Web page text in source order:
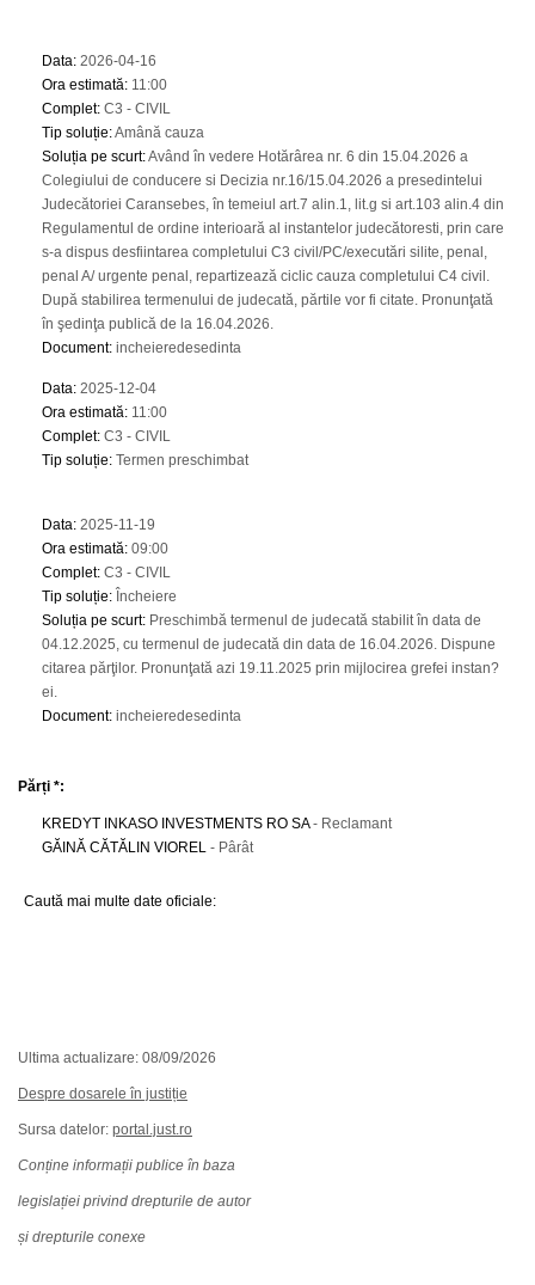
Data: 2026-04-16
Ora estimată: 11:00
Complet: C3 - CIVIL
Tip soluție:Amână cauza
Soluția pe scurt:Având în vedere Hotărârea nr. 6 din 15.04.2026 a
Colegiului de conducere si Decizia nr.16/15.04.2026 a presedintelui
Judecătoriei Caransebes, în temeiul art.7 alin.1, lit.g si art.103 alin.4 din
Regulamentul de ordine interioară al instantelor judecătoresti, prin care
s-a dispus desfiintarea completului C3 civil/PC/executări silite, penal,
penal A/ urgente penal, repartizează ciclic cauza completului C4 civil.
După stabilirea termenului de judecată, părtile vor fi citate. Pronunţată
în şedinţa publică de la 16.04.2026.
Document: incheieredesedinta
Data: 2025-12-04
Ora estimată: 11:00
Complet: C3 - CIVIL
Tip soluție: Termen preschimbat
Data: 2025-11-19
Ora estimată: 09:00
Complet: C3 - CIVIL
Tip soluție: Încheiere
Soluția pe scurt: Preschimbă termenul de judecată stabilit în data de
04.12.2025, cu termenul de judecată din data de 16.04.2026. Dispune
citarea părţilor. Pronunţată azi 19.11.2025 prin mijlocirea grefei instan?
ei.
Document: incheieredesedinta
Părți *:
KREDYT INKASO INVESTMENTS RO SA- Reclamant
GĂINĂ CĂTĂLIN VIOREL - Pârât
Caută mai multe date oficiale:
Ultima actualizare: 08/09/2026
Despre dosarele în justiție
Sursa datelor: portal.just.ro
Conține informații publice în baza
legislației privind drepturile de autor
și drepturile conexe